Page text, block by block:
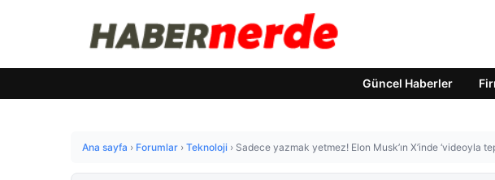
Güncel Haberler
Ana sayfa › Forumlar › Teknoloji › Sadece yazmak yetmez! Elon Musk’ın X’inde ‘videoyla